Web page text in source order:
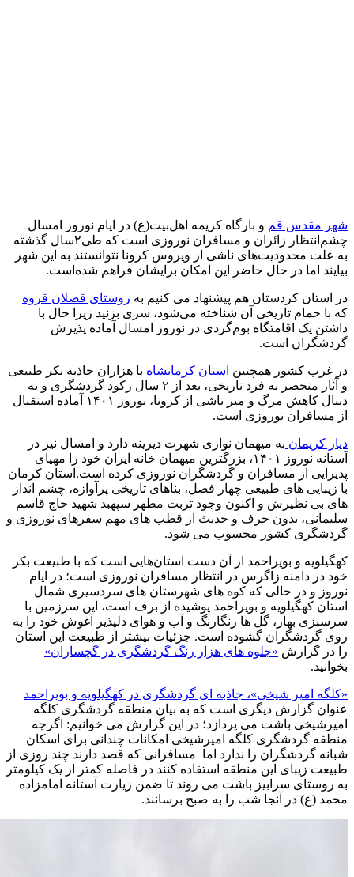
شهر مقدس قم و بارگاه کریمه اهل‌بیت(ع)‌ در ایام نوروز امسال
چشم‌انتظار زائران و مسافران نوروزی است که طی۲سال گذشته
به علت محدودیت‌های ناشی از ویروس کرونا نتوانستند به این شهر
بیایند اما در حال حاضر این امکان برایشان فراهم شده‌است.
در استان کردستان هم پیشنهاد می کنیم به روستای قصلان قروه
که با حمام تاریخی آن شناخته می‌شود، سری بزنید زیرا حال با
داشتن یک اقامتگاه بوم‌گردی در نوروز امسال آماده پذیرش
گردشگران است.
در غرب کشور همچنین استان کرمانشاه با هزاران جاذبه بکر طبیعی
و آثار منحصر به فرد تاریخی، بعد از ۲ سال رکود گردشگری و به
دنبال کاهش مرگ و میر ناشی از کرونا، نوروز ۱۴۰۱ آماده استقبال
از مسافران نوروزی است.
دیار کریمان به میهمان نوازی شهرت دیرینه دارد و امسال نیز در
آستانه نوروز ۱۴۰۱، بزرگترین میهمان خانه ایران خود را مهیای
پذیرایی از مسافران و گردشگران نوروزی کرده است.استان کرمان
با زیبایی های طبیعی چهار فصل، بناهای تاریخی پرآوازه، چشم انداز
های بی نظیرش و اکنون وجود تربت مطهر سپهبد شهید حاج قاسم
سلیمانی، بدون حرف و حدیث از قطب های مهم سفرهای نوروزی و
گردشگری کشور محسوب می شود.
کهگیلویه و بویراحمد از آن دست استان‌هایی است که با طبیعت بکر
خود در دامنه زاگرس در انتظار مسافران نوروزی است؛ در ایام
نوروز و در حالی که کوه های شهرستان های سردسیری شمال
استان کهگیلویه و بویراحمد پوشیده از برف است، این سرزمین با
سرسبزی بهار، گل ها رنگارنگ و آب و هوای دلپذیر آغوش خود را به
روی گردشگران گشوده است. جزئیات بیشتر از طبیعت این استان
را در گزارش «جلوه های هزار رنگ گردشگری در گچساران»
بخوانید.
«کلگه امیر شیخی»، جاذبه ای گردشگری در کهگیلویه و بویراحمد
عنوان گزارش دیگری است که به بیان منطقه گردشگری کلگه
امیرشیخی باشت می پردازد؛ در این گزارش می خوانیم: اگرچه
منطقه گردشگری کلگه امیرشیخی امکانات چندانی برای اسکان
شبانه گردشگران را ندارد اما مسافرانی که قصد دارند چند روزی از
طبیعت زیبای این منطقه استفاده کنند در فاصله کمتر از یک کیلومتر
به روستای سرابیز باشت می روند تا ضمن زیارت آستانه امامزاده
محمد (ع) در آنجا شب را به صبح برسانند.